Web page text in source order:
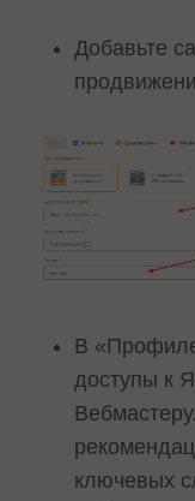
Добавьте
В
доступы к
ключевых